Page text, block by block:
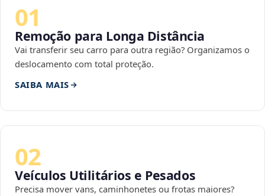
01
Remoção para Longa Distância
Vai transferir seu carro para outra região? Organizamos o
deslocamento com total proteção.
SAIBA MAIS
02
Veículos Utilitários e Pesados
Precisa mover vans, caminhonetes ou frotas maiores?